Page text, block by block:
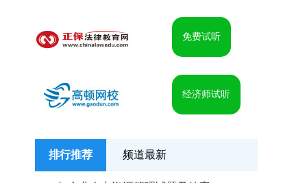
免费试听
经济师试听
排行推荐 频道最新